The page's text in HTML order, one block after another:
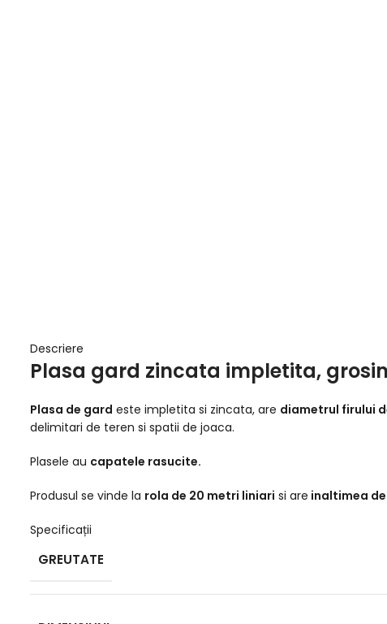
Descriere
Plasa gard zincata impletita,
Plasa de gard este impletita si zincata, are diametrul firului
delimitari de teren si spatii de joaca.
Plasele au capatele rasucite.
Produsul se vinde la rola de 20 metri liniari si are inaltimea de
Specificații
GREUTATE